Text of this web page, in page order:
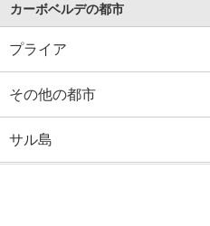
カーボベルデの都市
プライア
その他の都市
サル島